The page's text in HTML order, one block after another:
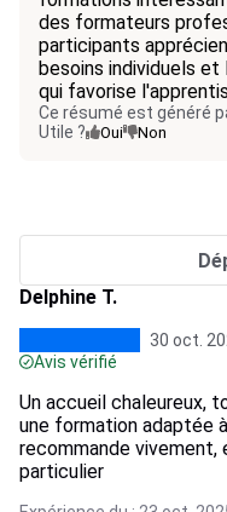
des formateurs
participants
besoins individuels
qui favorise
Ce résumé est généré
Utile ?
Oui Non
Delphine T.
30 oct.
Avis vérifié
Un accueil chaleureux,
une formation adaptée
recommande
particulier